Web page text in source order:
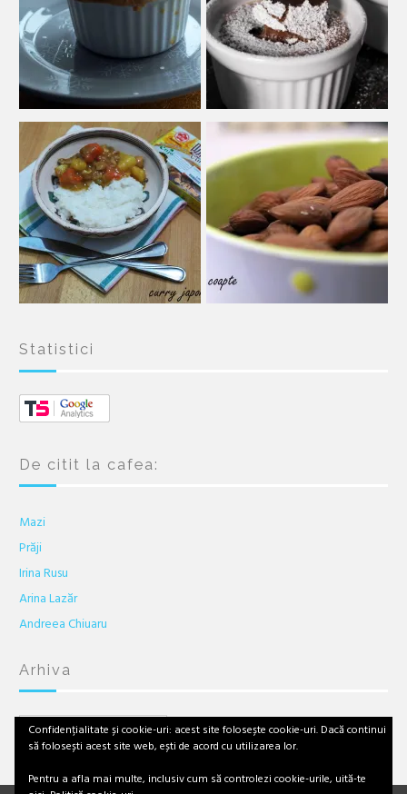
Statistici
De citit la cafea:
Mazi
Prăji
Irina Rusu
Arina Lazăr
Andreea Chiuaru
Arhiva
Arhiva
Confidențialitate și cookie-uri: acest site folosește cookie-uri. Dacă continui
să folosești acest site web, ești de acord cu utilizarea lor.
Pentru a afla mai multe, inclusiv cum să controlezi cookie-urile, uită-te